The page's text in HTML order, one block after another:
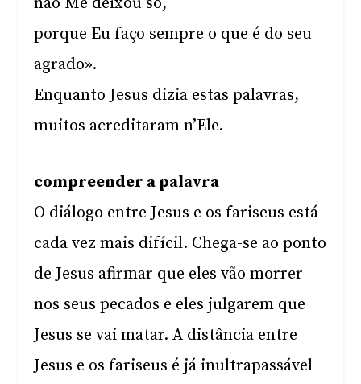
porque Eu faço sempre o que é do seu
agrado».
Enquanto Jesus dizia estas palavras,
muitos acreditaram n’Ele.
compreender a palavra
O diálogo entre Jesus e os fariseus está
cada vez mais difícil. Chega-se ao ponto
de Jesus afirmar que eles vão morrer
nos seus pecados e eles julgarem que
Jesus se vai matar. A distância entre
Jesus e os fariseus é já inultrapassável